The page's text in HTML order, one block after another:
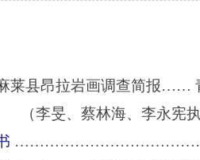
莱县昂拉岩画调查简报……
林海、李永宪执